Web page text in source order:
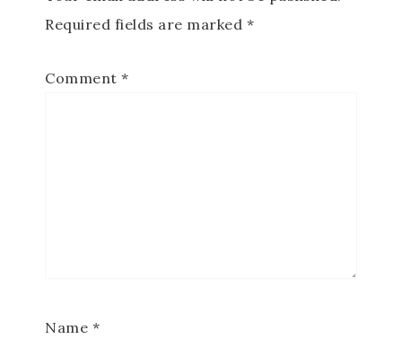
Required fields are marked *
Comment *
Name *